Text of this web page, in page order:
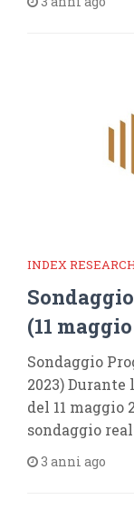
INDEX
(11
Sondaggio
2023)
del 11 maggio
sondaggio
3 anni ago